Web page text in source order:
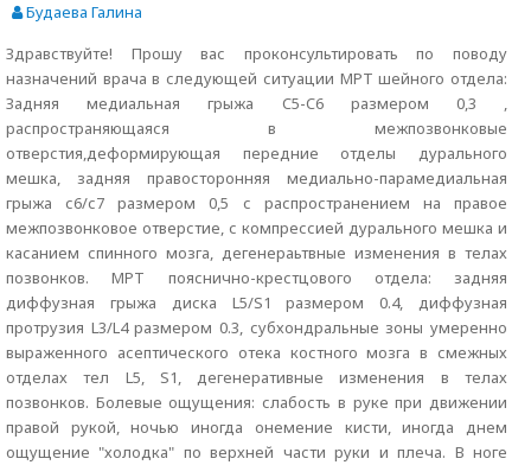
Будаева Галина
Здравствуйте! Прошу вас проконсультировать по поводу
назначений врача в следующей ситуации МРТ шейного отдела:
Задняя медиальная грыжа C5-C6 размером 0,3 ,
распространяющаяся в межпозвонковые
отверстия,деформирующая передние отделы дурального
мешка, задняя правосторонняя медиально-парамедиальная
грыжа с6/с7 размером 0,5 с распространением на правое
межпозвонковое отверстие, с компрессией дурального мешка и
касанием спинного мозга, дегенераьтвные изменения в телах
позвонков. МРТ пояснично-крестцового отдела: задняя
диффузная грыжа диска L5/S1 размером 0.4, диффузная
протрузия L3/L4 размером 0.3, субхондральные зоны умеренно
выраженного асептического отека костного мозга в смежных
отделах тел L5, S1, дегенеративные изменения в телах
позвонков. Болевые ощущения: слабость в руке при движении
правой рукой, ночью иногда онемение кисти, иногда днем
ощущение "холодка" по верхней части руки и плеча. В ноге